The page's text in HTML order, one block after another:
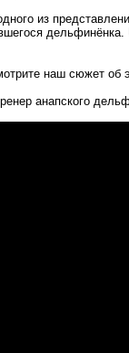
из
наш сюжет об
анапского